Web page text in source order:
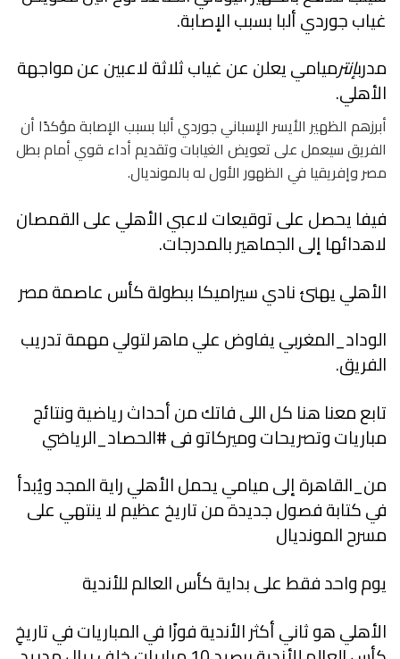
غياب جوردي ألبا بسبب الإصابة.
مدربإنترميامي يعلن عن غياب ثلاثة لاعبين عن مواجهة
الأهلي.
أبرزهم الظهير الأيسر الإسباني جوردي ألبا بسبب الإصابة مؤكدًا أن
الفريق سيعمل على تعويض الغيابات وتقديم أداء قوي أمام بطل
مصر وإفريقيا في الظهور الأول له بالمونديال.
فيفا يحصل على توقيعات لاعبي الأهلي على القمصان
لاهدائها إلى الجماهير بالمدرجات.
الأهلي يهنئ نادي سيراميكا ببطولة كأس عاصمة مصر
الوداد_المغربي يفاوض علي ماهر لتولي مهمة تدريب
الفريق.
تابع معنا هنا كل اللى فاتك من أحداث رياضية ونتائج
مباريات وتصريحات وميركاتو فى #الحصاد_الرياضي
من_القاهرة إلى ميامي يحمل الأهلي راية المجد ويُبدأ
في كتابة فصول جديدة من تاريخ عظيم لا ينتهي على
مسرح المونديال
يوم واحد فقط على بداية كأس العالم للأندية
الأهلي هو ثاني أكثر الأندية فوزًا في المباريات في تاريخِ